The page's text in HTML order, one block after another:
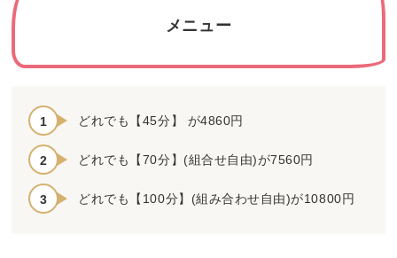
メニュー
どれでも【45分】 が4860円
どれでも【70分】(組合せ自由)が7560円
どれでも【100分】(組み合わせ自由)が10800円